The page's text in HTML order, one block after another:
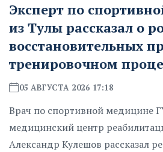
Эксперт по
из Тулы рассказал о
восстановительных
тренировочном
05 АВГУСТА 2026 17:18
Врач по спортивной медицине
медицинский центр
Александр Кулешов рассказал